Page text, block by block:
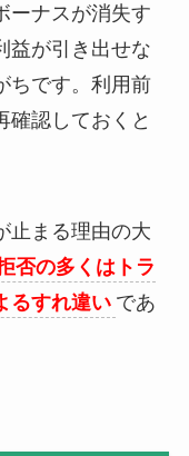
ーナスが消失す
益が引き出せな
ちです。利用前
確認しておくと
止まる理由の大
否の多くはトラ
るすれ違い であ